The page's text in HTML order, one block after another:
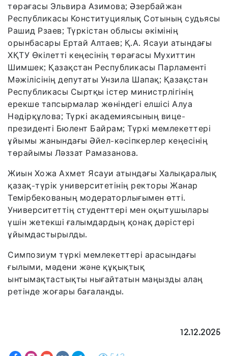
төрағасы Эльвира Азимова; Әзербайжан
Республикасы Конституциялық Сотының судьясы
Рашид Рзаев; Түркістан облысы әкімінің
орынбасары Ертай Алтаев; Қ.А. Ясауи атындағы
ХҚТУ Өкілетті кеңесінің төрағасы Мухиттин
Шимшек; Қазақстан Республикасы Парламенті
Мәжілісінің депутаты Унзила Шапақ; Қазақстан
Республикасы Сыртқы істер министрлігінің
ерекше тапсырмалар жөніндегі елшісі Алуа
Нәдірқұлова; Түркі академиясының вице-
президенті Бюлент Байрам; Түркі мемлекеттері
ұйымы жанындағы Әйел-кәсіпкерлер кеңесінің
төрайымы Ләззат Рамазанова.
Жиын Хожа Ахмет Ясауи атындағы Халықаралық
қазақ-түрік университетінің ректоры Жанар
Темірбекованың модераторлығымен өтті.
Университеттің студенттері мен оқытушылары
үшін жетекші ғалымдардың қонақ дәрістері
ұйымдастырылды.
Симпозиум түркі мемлекеттері арасындағы
ғылыми, мәдени және құқықтық
ынтымақтастықты нығайтатын маңызды алаң
ретінде жоғары бағаланды.
12.12.2025